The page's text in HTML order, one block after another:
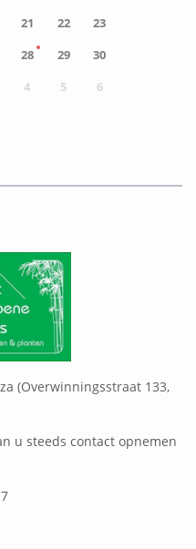
21 22
23
28 29
30
4 5 6
(Overwinningsstraat 133,
u steeds contact opnemen